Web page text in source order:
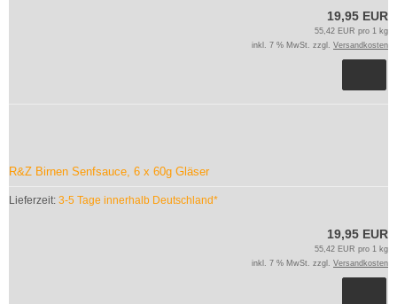
19,95 EUR
55,42 EUR pro 1 kg
inkl. 7 % MwSt. zzgl. Versandkosten
R&Z Birnen Senfsauce, 6 x 60g Gläser
Lieferzeit: 3-5 Tage innerhalb Deutschland*
19,95 EUR
55,42 EUR pro 1 kg
inkl. 7 % MwSt. zzgl. Versandkosten